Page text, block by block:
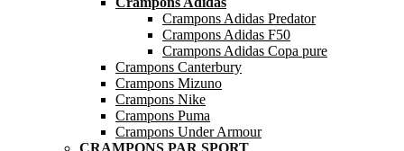
Crampons Adidas Predator
Crampons Adidas F50
Crampons Adidas Copa pure
Crampons Canterbury
Crampons Mizuno
Crampons Nike
Crampons Puma
Crampons Under Armour
CRAMPONS PAR SPORT